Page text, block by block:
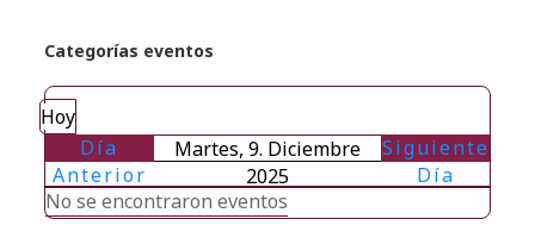
Categorías eventos
Hoy
Día
Anterior
Martes, 9. Diciembre
2025
Siguiente
Día
No se encontraron eventos